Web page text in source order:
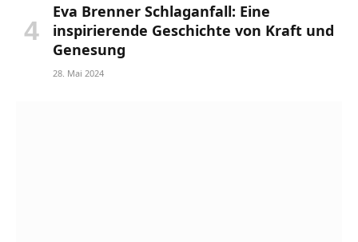
Eva Brenner Schlaganfall: Eine
inspirierende Geschichte von Kraft und
Genesung
28. Mai 2024